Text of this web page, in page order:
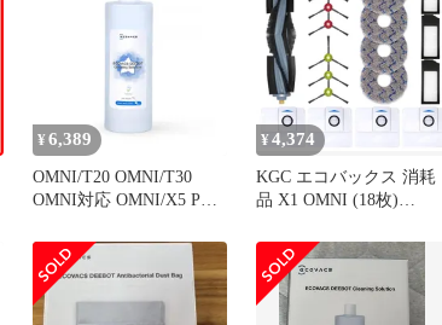
用 消耗品 交換アクセサ
リ ECOVACS ダストボッ
クス交換用エコ紙パック
換用 消耗品 交換アクセ
サリ ECOVACS ダストボ
ックス交換用エコ紙パッ
ク*4 フィルター × 1
¥ 6,389
OMNI/T20 OMNI/T30
OMNI対応 OMNI/X5 PRO
mini/N30 OMNI/DEEBOT
ロボット掃除機用
OMNI/X8 OMNI/T50S
OMNI/T80S OMNI/T50 消
¥4,374
KGC エコバックス 消耗
品 X1 OMNI (18枚)
X1 OMNI／X1 PLUS／
T10／ T10 OMNI／T20交
換用 消耗品 交換アクセ
サリ ECOVACS ダストボ